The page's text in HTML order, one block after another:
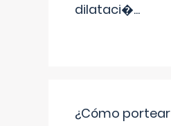
dilataci�...
¿Cómo portear